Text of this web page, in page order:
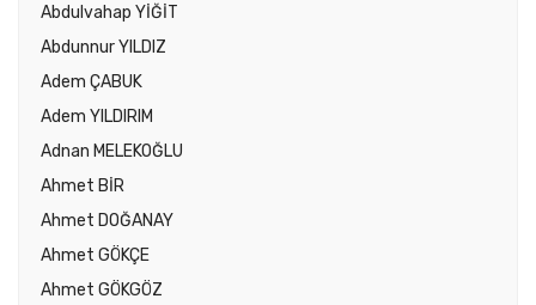
Abdulvahap YİĞİT
Abdunnur YILDIZ
Adem ÇABUK
Adem YILDIRIM
Adnan MELEKOĞLU
Ahmet BİR
Ahmet DOĞANAY
Ahmet GÖKÇE
Ahmet GÖKGÖZ